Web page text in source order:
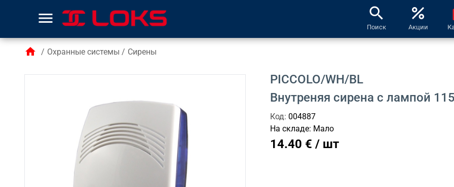
menu search
Поиск
percent
Акции
home / Охранные системы / Сирены
PICCOLO/WH/BL
Внутреняя сирена с лампой
Код: 004887
На складе: Мало
14.40 € / шт